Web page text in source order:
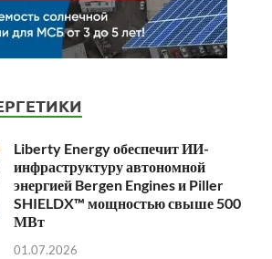
Liberty Energy обеспечит ИИ-
инфраструктуру автономной
энергией Bergen Engines и Piller
SHIELDX™ мощностью свыше 500
МВт
01.07.2026